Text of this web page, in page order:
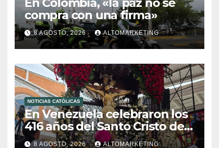
compra con una firma»
8 AGOSTO, 2026 ALTOMARKETING
NOTICIAS CATÓLICAS
En Venezuela celebraron los
416 años del Santo Cristo de
La Grita
8 AGOSTO, 2026 ALTOMARKETING